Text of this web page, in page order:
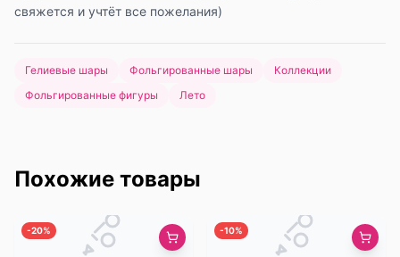
свяжется и учтёт все пожелания)
Гелиевые шары Фольгированные шары
Коллекции
Фольгированные фигуры
Лето
Похожие товары
-20% -10%